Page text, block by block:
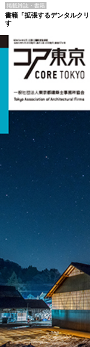
掲載雑誌・書籍
書籍「拡張するデンタルク
す